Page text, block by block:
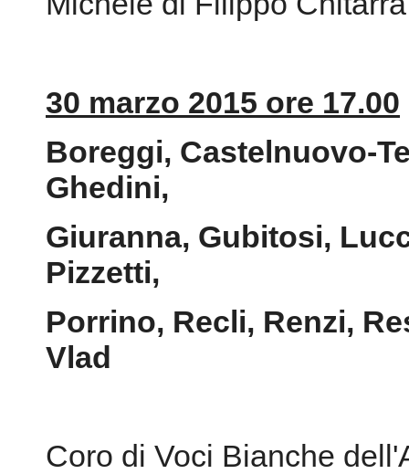
30 marzo 2015 ore 17.00
Boreggi, Castelnuovo-
Ghedini,
Giuranna, Gubitosi,
Pizzetti,
Porrino, Recli, Renzi,
Vlad
Coro di Voci Bianche